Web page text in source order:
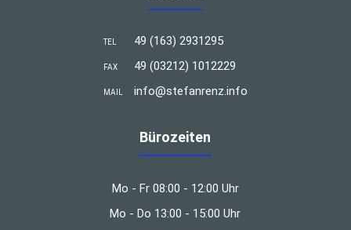
TEL 49 (163) 2931295
FAX 49 (03212) 1012229
MAIL info@stefanrenz.info
Bürozeiten
Mo - Fr 08:00 - 12:00 Uhr
Mo - Do 13:00 - 15:00 Uhr